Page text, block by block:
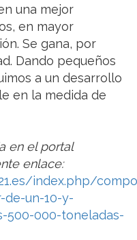
una mejor
en mayor
Se gana, por
Dando pequeños
a un desarrollo
en la medida de
en el portal
enlace:
index.php/
de-un-10-y-
500-000-toneladas-